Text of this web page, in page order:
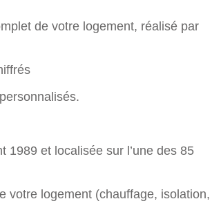
de votre logement, réalisé par
1989 et localisée sur l’une des 85
votre logement (chauffage, isolation,